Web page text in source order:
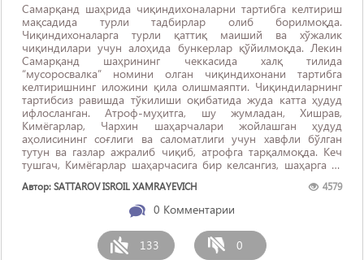
Самарқанд шаҳрида чиқиндихоналарни тартибга келтириш
мақсадида турли тадбирлар олиб борилмоқда.
Чиқиндихоналарга турли қаттиқ маиший ва хўжалик
чиқиндилари учун алоҳида бункерлар қўйилмоқда. Лекин
Самарқанд шаҳрининг чеккасида халқ тилида
“мусоросвалка” номини олган чиқиндихонани тартибга
келтиришнинг иложини қила олишмаяпти. Чиқиндиларнинг
тартибсиз равишда тўкилиши оқибатида жуда катта ҳудуд
ифлосланган. Атроф-муҳитга, шу жумладан, Хишрав,
Кимёгарлар, Чархин шаҳарчалари жойлашган ҳудуд
аҳолисининг соғлиги ва саломатлиги учун хавфли бўлган
тутун ва газлар ажралиб чиқиб, атрофга тарқалмоқда. Кеч
тушгач, Кимёгарлар шаҳарчасига бир келсангиз, шаҳарга ўт
қопланган бўлади. Деразаларни очиқ қолдирсангиз, ...
Автор: SATTAROV ISROIL XAMRAYEVICH 4579
0 Комментарии
133 0